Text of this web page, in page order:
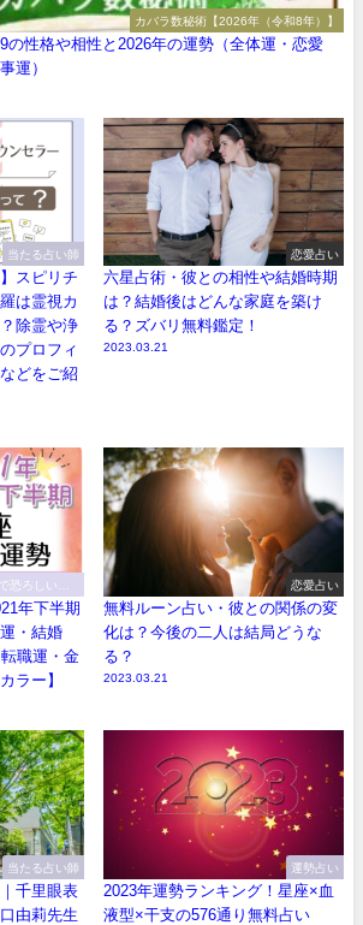
カバラ数秘術【2026年（令和8年）】
の性格や相性と2026年の運勢（全体運・恋愛
運）
当たる占い師
スピリチ
は霊視カ
除霊や浄
プロフィ
どをご紹
恋愛占い
六星占術・彼との相性や結婚時期
は？結婚後はどんな家庭を築け
る？ズバリ無料鑑定！
2023.03.21
恐ろしい程
年下半期
・結婚
職運・金
ラー】
恋愛占い
無料ルーン占い・彼との関係の変
化は？今後の二人は結局どうな
る？
2023.03.21
当たる占い師
千里眼表
由莉先生
運勢占い
2023年運勢ランキング！星座×血
液型×干支の576通り無料占い